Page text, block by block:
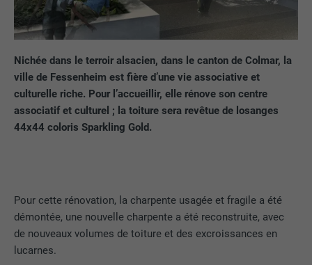
Nichée dans le terroir alsacien, dans le canton de Colmar, la
ville de Fessenheim est fière d’une vie associative et
culturelle riche. Pour l’accueillir, elle rénove son centre
associatif et culturel ; la toiture sera revêtue de losanges
44x44 coloris Sparkling Gold.
Pour cette rénovation, la charpente usagée et fragile a été
démontée, une nouvelle charpente a été reconstruite, avec
de nouveaux volumes de toiture et des excroissances en
lucarnes.